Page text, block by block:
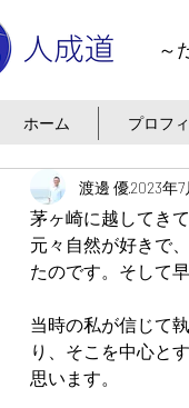
～
ホーム プロフ
渡邊 優2023年7
茅ヶ崎に越してき
元々自然が好きで
たのです。そして
当時の私が信じて
り、そこを中心と
思います。